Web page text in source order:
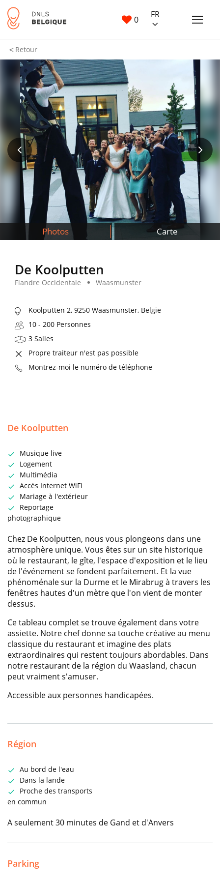
0 FR
Retour
Photos Carte
De Koolputten
Flandre Occidentale Waasmunster
Koolputten 2, 9250 Waasmunster, België
10 - 200 Personnes
3 Salles
Propre traiteur n'est pas possible
Montrez-moi le numéro de téléphone
De Koolputten
Musique live
Logement
Multimédia
Accès Internet WiFi
Mariage à l'extérieur
Reportage
photographique
Chez De Koolputten, nous vous plongeons dans une
atmosphère unique. Vous êtes sur un site historique
où le restaurant, le gîte, l'espace d'exposition et le lieu
de l'événement se fondent parfaitement. Et la vue
phénoménale sur la Durme et le Mirabrug à travers les
fenêtres hautes d'un mètre que l'on vient de monter
dessus.
Ce tableau complet se trouve également dans votre
assiette. Notre chef donne sa touche créative au menu
classique du restaurant et imagine des plats
extraordinaires qui restent toujours abordables. Dans
notre restaurant de la région du Waasland, chacun
peut vraiment s'amuser.
Accessible aux personnes handicapées.
Région
Au bord de l'eau
Dans la lande
Proche des transports
en commun
A seulement 30 minutes de Gand et d'Anvers
Parking